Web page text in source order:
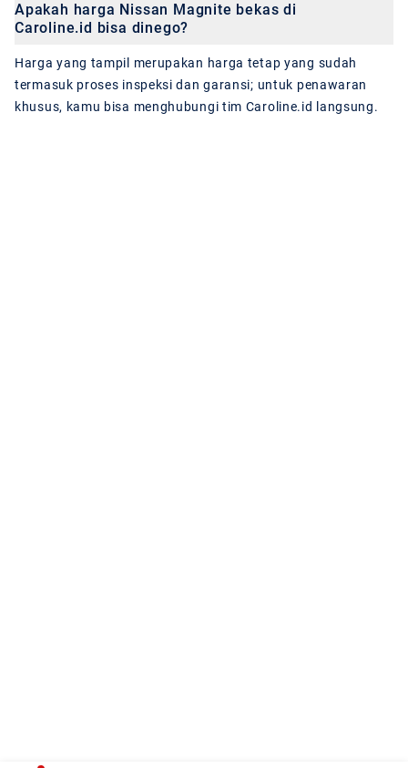
Apakah harga Nissan Magnite bekas di
Caroline.id bisa dinego?
Harga yang tampil merupakan harga tetap yang sudah
termasuk proses inspeksi dan garansi; untuk penawaran
khusus, kamu bisa menghubungi tim Caroline.id langsung.